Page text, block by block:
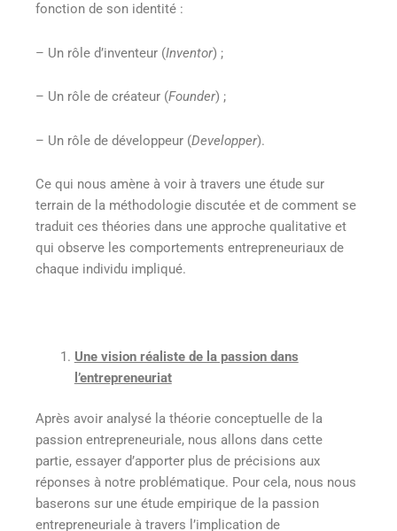
fonction de son identité :
– Un rôle d’inventeur (Inventor) ;
– Un rôle de créateur (Founder) ;
– Un rôle de développeur (Developper).
Ce qui nous amène à voir à travers une étude sur
terrain de la méthodologie discutée et de comment se
traduit ces théories dans une approche qualitative et
qui observe les comportements entrepreneuriaux de
chaque individu impliqué.
Une vision réaliste de la passion dans
l’entrepreneuriat
Après avoir analysé la théorie conceptuelle de la
passion entrepreneuriale, nous allons dans cette
partie, essayer d’apporter plus de précisions aux
réponses à notre problématique. Pour cela, nous nous
baserons sur une étude empirique de la passion
entrepreneuriale à travers l’implication de